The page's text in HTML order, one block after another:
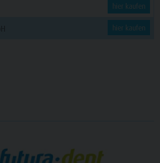
hier kaufen
hier kaufen